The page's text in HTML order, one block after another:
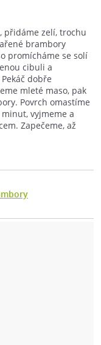
přidáme zelí, trochu
brambory
promícháme se solí
cibuli a
dobře
mleté maso, pak
Povrch omastíme
vyjmeme a
Zapečeme, až